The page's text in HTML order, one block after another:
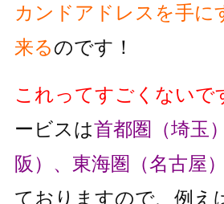
カンドアドレスを手に
来るのです！
これってすごくないで
ービスは首都圏（埼玉
阪）、東海圏（名古屋
ておりますので、例え